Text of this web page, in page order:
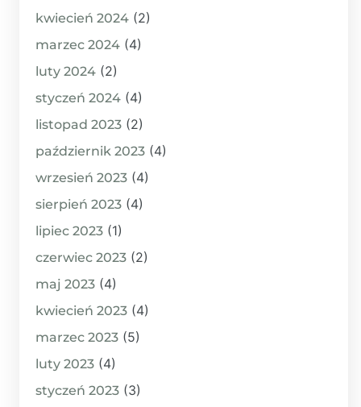
kwiecień 2024 (2)
marzec 2024 (4)
luty 2024 (2)
styczeń 2024 (4)
listopad 2023 (2)
październik 2023 (4)
wrzesień 2023 (4)
sierpień 2023 (4)
lipiec 2023 (1)
czerwiec 2023 (2)
maj 2023 (4)
kwiecień 2023 (4)
marzec 2023 (5)
luty 2023 (4)
styczeń 2023 (3)